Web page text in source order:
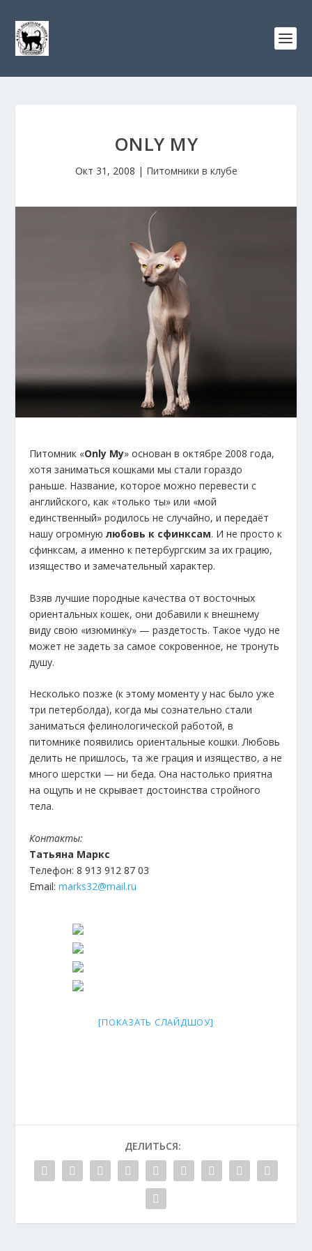
ONLY MY
Окт 31, 2008 | Питомники в клубе
Питомник «Only My» основан в октябре 2008 года,
хотя заниматься кошками мы стали гораздо
раньше. Название, которое можно перевести с
английского, как «только ты» или «мой
единственный» родилось не случайно, и передаёт
нашу огромнуюлюбовь к сфинксам. И не просто к
сфинксам, а именно к петербургским за их грацию,
изящество и замечательный характер.
Взяв лучшие породные качества от восточных
ориентальных кошек, они добавили к внешнему
виду свою «изюминку» — раздетость. Такое чудо не
может не задеть за самое сокровенное, не тронуть
душу.
Несколько позже (к этому моменту у нас было уже
три петерболда), когда мы сознательно стали
заниматься фелинологической работой, в
питомнике появились ориентальные кошки. Любовь
делить не пришлось, та же грация и изящество, а не
много шерстки — ни беда. Она настолько приятна
на ощупь и не скрывает достоинства стройного
тела.
Контакты:
Татьяна Маркс
Телефон: 8 913 912 87 03
Email:marks32@mail.ru
[ПОКАЗАТЬ СЛАЙДШОУ]
ДЕЛИТЬСЯ: